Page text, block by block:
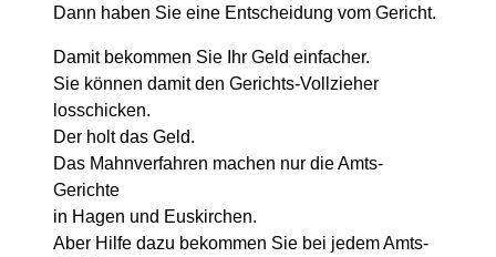
Dann haben Sie eine Entscheidung vom Gericht.
Damit bekommen Sie Ihr Geld einfacher.
Sie können damit den Gerichts-Vollzieher
losschicken.
Der holt das Geld.
Das Mahnverfahren machen nur die Amts-
Gerichte
in Hagen und Euskirchen.
Aber Hilfe dazu bekommen Sie bei jedem Amts-